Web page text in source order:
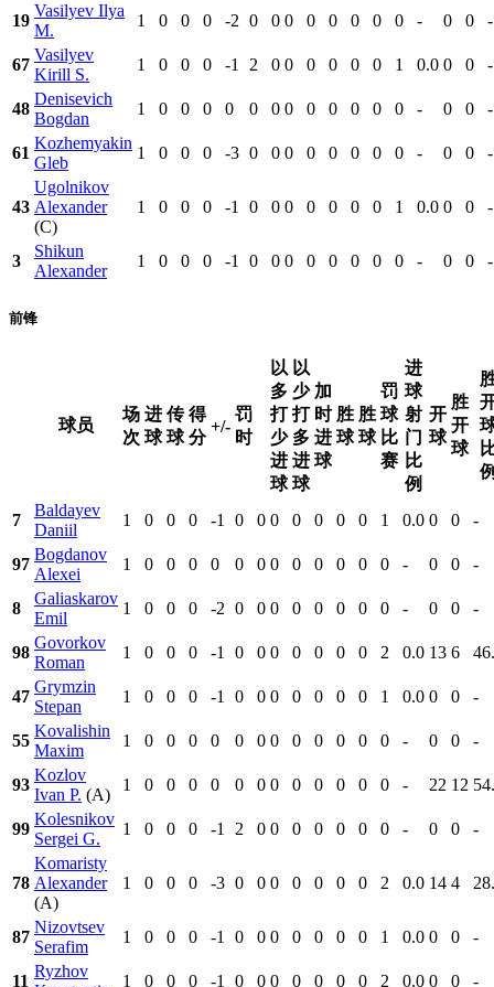
19
Vasilyev Ilya
M.
1 0 0 0 -2 0 0 0 0 0 0 0 0 - 0 0 -
67
Vasilyev
Kirill S.
1 0 0 0 -1 2 0 0 0 0 0 0 1 0.0 0 0 -
48
Denisevich
Bogdan
1 0 0 0 0 0 0 0 0 0 0 0 0 - 0 0 -
61
Kozhemyakin
Gleb
1 0 0 0 -3 0 0 0 0 0 0 0 0 - 0 0 -
43
Ugolnikov
Alexander
(C)
1 0 0 0 -1 0 0 0 0 0 0 0 1 0.0 0 0 -
3
Shikun
Alexander
1 0 0 0 -1 0 0 0 0 0 0 0 0 - 0 0 -
前锋
球员
场
次
进
球
传
球
得
分
+/-
罚
时
以
多
打
少
进
球
以
少
打
多
进
球
加
时
进
球
胜
球
胜
球
罚
球
比
赛
进
球
射
门
比
例
开
球
胜
开
球
7
Baldayev
Daniil
1 0 0 0 -1 0 0 0 0 0 0 0 1 0.0 0 0 -
97
Bogdanov
Alexei
1 0 0 0 0 0 0 0 0 0 0 0 0 - 0 0 -
8
Galiaskarov
Emil
1 0 0 0 -2 0 0 0 0 0 0 0 0 - 0 0 -
98
Govorkov
Roman
1 0 0 0 -1 0 0 0 0 0 0 0 2 0.0 13 6
47
Grymzin
Stepan
1 0 0 0 -1 0 0 0 0 0 0 0 1 0.0 0 0 -
55
Kovalishin
Maxim
1 0 0 0 0 0 0 0 0 0 0 0 0 - 0 0 -
93
Kozlov
Ivan P. (A)
1 0 0 0 0 0 0 0 0 0 0 0 0 - 22 12
99
Kolesnikov
Sergei G.
1 0 0 0 -1 2 0 0 0 0 0 0 0 - 0 0 -
78
Komaristy
Alexander
(A)
1 0 0 0 -3 0 0 0 0 0 0 0 2 0.0 14 4
87
Nizovtsev
Serafim
1 0 0 0 -1 0 0 0 0 0 0 0 1 0.0 0 0 -
11
Ryzhov
1 0 0 0 -1 0 0 0 0 0 0 0 2 0.0 0 0 -